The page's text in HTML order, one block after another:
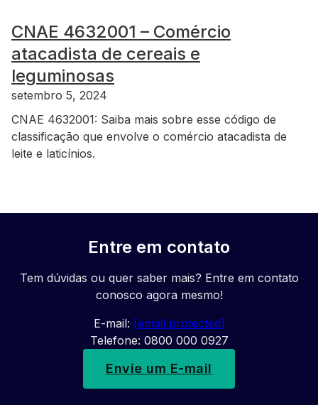
CNAE 4632001 – Comércio
atacadista de cereais e
leguminosas
setembro 5, 2024
CNAE 4632001: Saiba mais sobre esse código de
classificação que envolve o comércio atacadista de
leite e laticínios.
Entre em contato
Tem dúvidas ou quer saber mais? Entre em contato
conosco agora mesmo!
E-mail: [email protected]
Telefone: 0800 000 0927
Envie um E-mail